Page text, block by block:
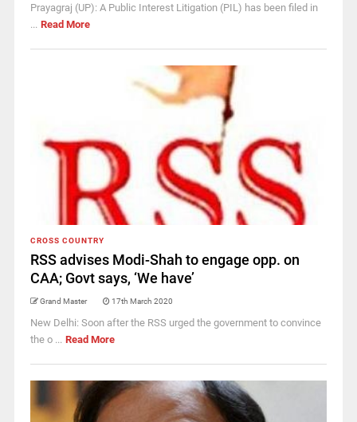
Prayagraj (UP): A Public Interest Litigation (PIL) has been filed in
... Read More
CROSS COUNTRY
RSS advises Modi-Shah to engage opp. on
CAA; Govt says, ‘We have’
Grand Master 17th March 2020
New Delhi: Soon after the RSS urged the government to convince
the o ... Read More